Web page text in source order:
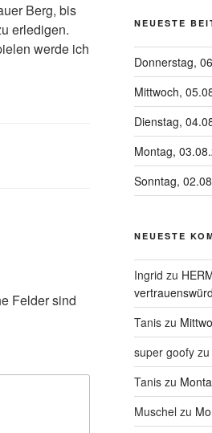
Berg, bis
erledigen.
werde ich
Felder sind
NEUESTE
Donnerstag,
Mittwoch,
Dienstag,
Montag,
Sonntag,
NEUESTE
Ingrid zu
Taniszu
super goofyzu
Taniszu
Muschel zu